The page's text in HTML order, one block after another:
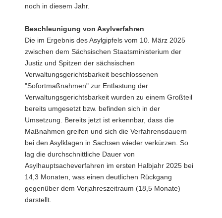
noch in diesem Jahr.
Beschleunigung von Asylverfahren
Die im Ergebnis des Asylgipfels vom 10. März 2025
zwischen dem Sächsischen Staatsministerium der
Justiz und Spitzen der sächsischen
Verwaltungsgerichtsbarkeit beschlossenen
"Sofortmaßnahmen" zur Entlastung der
Verwaltungsgerichtsbarkeit wurden zu einem Großteil
bereits umgesetzt bzw. befinden sich in der
Umsetzung. Bereits jetzt ist erkennbar, dass die
Maßnahmen greifen und sich die Verfahrensdauern
bei den Asylklagen in Sachsen wieder verkürzen. So
lag die durchschnittliche Dauer von
Asylhauptsacheverfahren im ersten Halbjahr 2025 bei
14,3 Monaten, was einen deutlichen Rückgang
gegenüber dem Vorjahreszeitraum (18,5 Monate)
darstellt.